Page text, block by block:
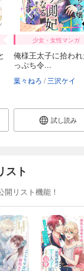
少女・女性マンガ
俺様王太子に拾わ
っぷち令...
葉々ねろ 三沢ケイ
試し読み
スト
リスト機能！